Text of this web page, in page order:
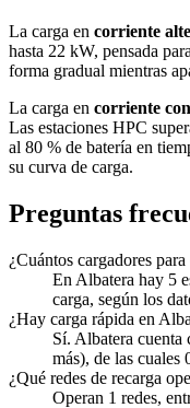
La carga en corriente
hasta 22 kW, pensada
forma gradual mientras
La carga en corriente
Las estaciones HPC
al 80 % de batería en
su curva de carga.
Preguntas
¿Cuántos cargadores
En Albatera hay 5
carga, según los
¿Hay carga rápida en
Sí. Albatera cuenta
más), de las cuales
¿Qué redes de recarga
Operan 1 redes,